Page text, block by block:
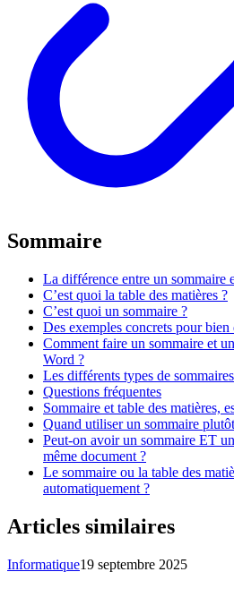
Sommaire
La différence entre un sommaire
C’est quoi la table des matières ?
C’est quoi un sommaire ?
Des exemples concrets pour
Comment faire un sommaire et
Word ?
Les différents types de sommaires
Questions fréquentes
Sommaire et table des matières,
Quand utiliser un sommaire
Peut-on avoir un sommaire ET
même document ?
Le sommaire ou la table des
automatiquement ?
Articles similaires
Informatique19 septembre 2025